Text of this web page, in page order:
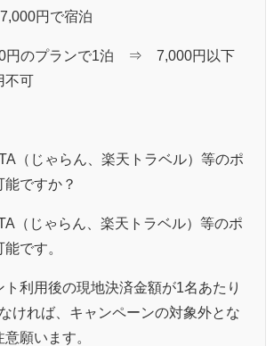
7,000円で宿泊
円のプランで1泊 ⇒ 7,000円以下
不可
（じゃらん、楽天トラベル）等のポ
ですか？
（じゃらん、楽天トラベル）等のポ
です。
利用後の現地決済金額が1名あたり
ければ、キャンペーンの対象外とな
願います。